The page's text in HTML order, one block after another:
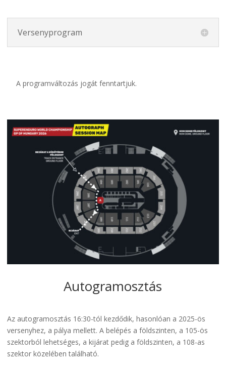
Versenyprogram
A programváltozás jogát fenntartjuk.
Autogramosztás
Az autogramosztás 16:30-tól kezdődik, hasonlóan a 2025-ös
versenyhez, a pálya mellett. A belépés a földszinten, a 105-ös
szektorból lehetséges, a kijárat pedig a földszinten, a 108-as
szektor közelében található.